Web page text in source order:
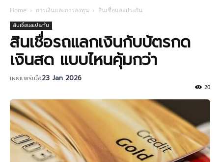
Home การเงินและการลงทุน สินเชื่อและประกัน
สินเชื่อและประกัน
สินเชื่อรถแลกเงินกับบัตรกด
เงินสด แบบไหนคุ้มกว่า
เผยแพร่เมื่อ23 Jan 2026
20